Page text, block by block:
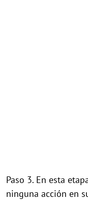
Paso 3. En esta
ninguna acción en